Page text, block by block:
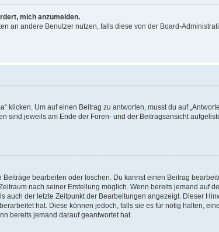
mich anzumelden.
an andere Benutzer nutzen, falls diese von der Board-
klicken. Um auf einen Beitrag zu antworten, musst du auf
jeweils am Ende der Foren- und der Beitragsansicht
bearbeiten oder löschen. Du kannst einen Beitrag
nach seiner Erstellung möglich. Wenn bereits jemand auf
der letzte Zeitpunkt der Bearbeitungen angezeigt. Dieser
hat. Diese können jedoch, falls sie es für nötig halten,
bereits jemand darauf geantwortet hat.